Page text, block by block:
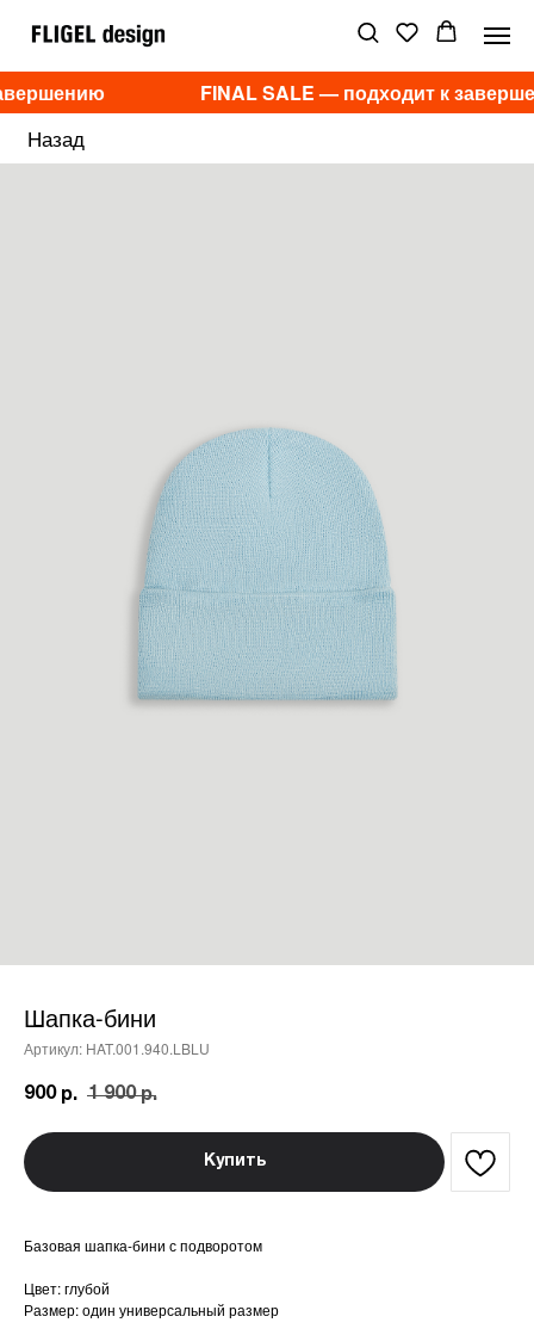
FINAL SALE — подходит к
Назад
Шапка-бини
Артикул: HAT.001.940.LBLU
900 р. 1 900 р.
Купить
Базовая шапка-бини с подворотом
Цвет: глубой
Размер: один универсальный размер